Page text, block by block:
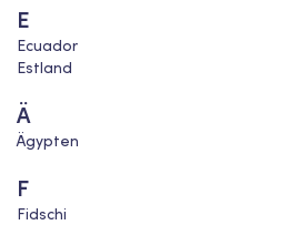
E
Ecuador
Estland
Ä
Ägypten
F
Fidschi